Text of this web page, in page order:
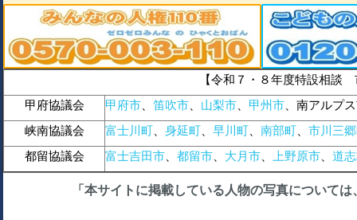
【令和７・８年度特設相談
甲府協議会
甲府市 笛吹市 山梨市 甲州市 、南アルプ
峡南協議会
富士川町 身延町 早川町 南部町
市川三
都留協議会
富士吉田市 都留市 大月市 上野原市 道
「本サイトに掲載している人物の写真について